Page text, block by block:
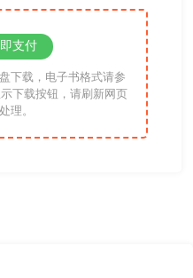
支付
下载，电子书格式请参
下载按钮，请刷新网页
理。